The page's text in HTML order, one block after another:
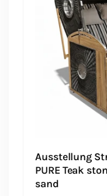
Ausstellung
PURE Teak
sand